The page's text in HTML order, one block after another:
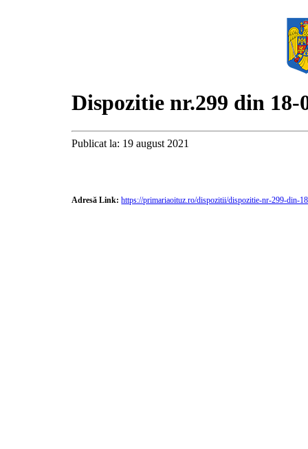
Dispozitie nr.299 din 18-
Publicat la: 19 august 2021
Adresă Link: https://primariaoituz.ro/dispozitii/dispozitie-nr-299-din-